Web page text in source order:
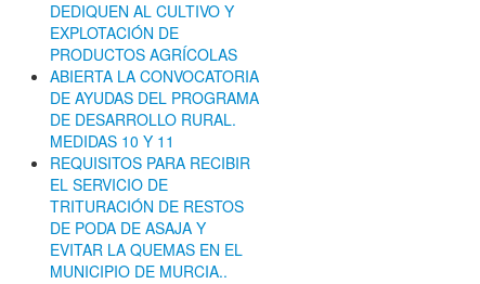
DEDIQUEN AL CULTIVO Y
EXPLOTACIÓN DE
PRODUCTOS AGRÍCOLAS
ABIERTA LA CONVOCATORIA
DE AYUDAS DEL PROGRAMA
DE DESARROLLO RURAL.
MEDIDAS 10 Y 11
REQUISITOS PARA RECIBIR
EL SERVICIO DE
TRITURACIÓN DE RESTOS
DE PODA DE ASAJA Y
EVITAR LA QUEMAS EN EL
MUNICIPIO DE MURCIA..